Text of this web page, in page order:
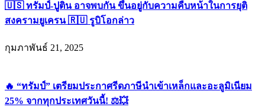
🇺🇸 ทรัมป์-ปูติน อาจพบกัน ขึ้นอยู่กับความคืบหน้าในการยุติ
สงครามยูเครน 🇷🇺 รูบิโอกล่าว
กุมภาพันธ์ 21, 2025
🔥 “ทรัมป์” เตรียมประกาศรีดภาษีนำเข้าเหล็กและอะลูมิเนียม
25% จากทุกประเทศวันนี้! ⚖️💥